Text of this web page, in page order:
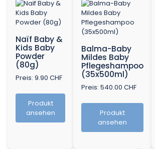
Naïf Baby &
Kids Baby
Powder
(80g)
Preis: 9.90 CHF
Produkt
ansehen
Balma-Baby
Mildes Baby
Pflegeshampoo
(35x500ml)
Preis: 540.00 CHF
Produkt
ansehen